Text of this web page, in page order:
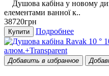
Душова кабіна у новому
елементами ванної к..
38720грн
Купити Подробнее
Добавить в избранное